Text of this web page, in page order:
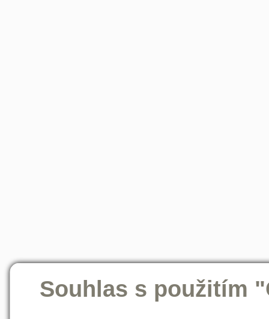
Souhlas s použitím